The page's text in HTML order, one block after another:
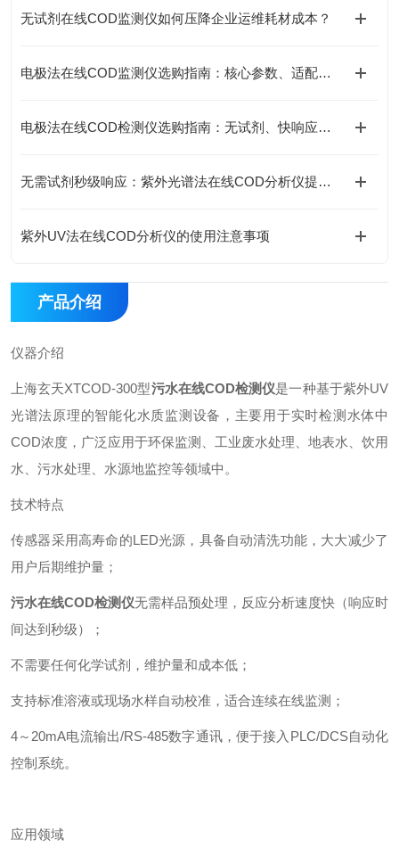
无试剂在线COD监测仪如何压降企业运维耗材成本？
电极法在线COD监测仪选购指南：核心参数、适配场景与避坑要点
电极法在线COD检测仪选购指南：无试剂、快响应、选型全攻略
无需试剂秒级响应：紫外光谱法在线COD分析仪提高监测效率
紫外UV法在线COD分析仪的使用注意事项
产品介绍
仪器介绍
上海玄天XTCOD-300型污水在线COD检测仪是一种基于紫外UV
光谱法原理的智能化水质监测设备，主要用于实时检测水体中
COD浓度，广泛应用于环保监测、工业废水处理、地表水、饮用
水、污水处理、水源地监控等领域中。
技术特点
传感器采用高寿命的LED光源，具备自动清洗功能，大大减少了
用户后期维护量；
污水在线COD检测仪无需样品预处理，反应分析速度快（响应时
间达到秒级）；
不需要任何化学试剂，维护量和成本低；
支持标准溶液或现场水样自动校准，适合连续在线监测；
4～20mA电流输出/RS-485数字通讯，便于接入PLC/DCS自动化
控制系统。
应用领域